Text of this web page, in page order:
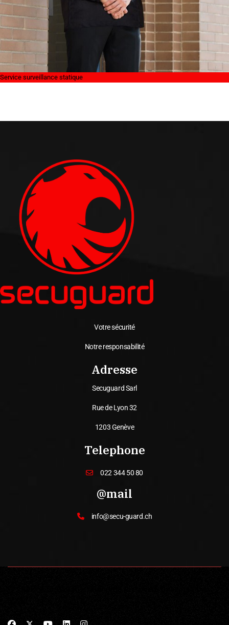
Service surveillance statique
Votre sécurité
Notre responsabilité
Adresse
Secuguard Sarl
Rue de Lyon 32
1203 Genève
Telephone
022 344 50 80
@mail
info@secu-guard.ch